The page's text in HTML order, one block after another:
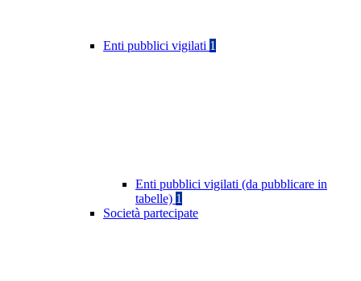
Enti pubblici vigilati 1
Enti pubblici vigilati (da pubblicare in
tabelle) 1
Società partecipate